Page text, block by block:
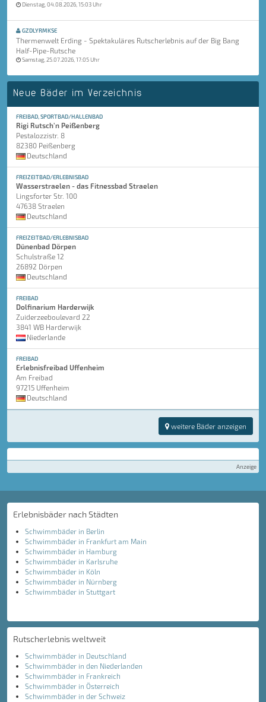
Dienstag, 04.08.2026, 15:03 Uhr
GZDLYRMKSE
Thermenwelt Erding - Spektakuläres Rutscherlebnis auf der Big Bang
Half-Pipe-Rutsche
Samstag, 25.07.2026, 17:05 Uhr
Neue Bäder im Verzeichnis
FREIBAD, SPORTBAD/HALLENBAD
Rigi Rutsch'n Peißenberg
Pestalozzistr. 8
82380 Peißenberg
Deutschland
FREIZEITBAD/ERLEBNISBAD
Wasserstraelen - das Fitnessbad Straelen
Lingsforter Str. 100
47638 Straelen
Deutschland
FREIZEITBAD/ERLEBNISBAD
Dünenbad Dörpen
Schulstraße 12
26892 Dörpen
Deutschland
FREIBAD
Dolfinarium Harderwijk
Zuiderzeeboulevard 22
3841 WB Harderwijk
Niederlande
FREIBAD
Erlebnisfreibad Uffenheim
Am Freibad
97215 Uffenheim
Deutschland
weitere Bäder anzeigen
Anzeige
Erlebnisbäder nach Städten
Schwimmbäder in Berlin
Schwimmbäder in Frankfurt am Main
Schwimmbäder in Hamburg
Schwimmbäder in Karlsruhe
Schwimmbäder in Köln
Schwimmbäder in Nürnberg
Schwimmbäder in Stuttgart
Rutscherlebnis weltweit
Schwimmbäder in Deutschland
Schwimmbäder in den Niederlanden
Schwimmbäder in Frankreich
Schwimmbäder in Österreich
Schwimmbäder in der Schweiz